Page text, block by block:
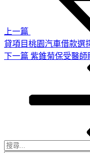
上一篇
貸項目桃園汽車借款選
下
下一篇 紫錐菊保受醫
搜